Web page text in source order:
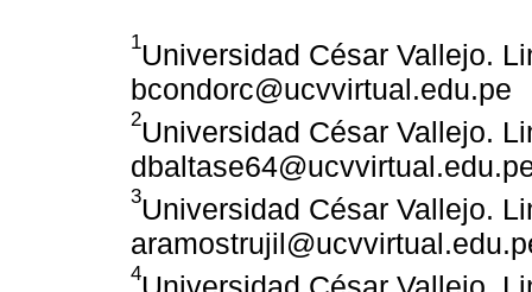
1Universidad César Vallejo.
bcondorc@ucvvirtual.edu.pe
2Universidad César Vallejo.
3Universidad César Vallejo.
4